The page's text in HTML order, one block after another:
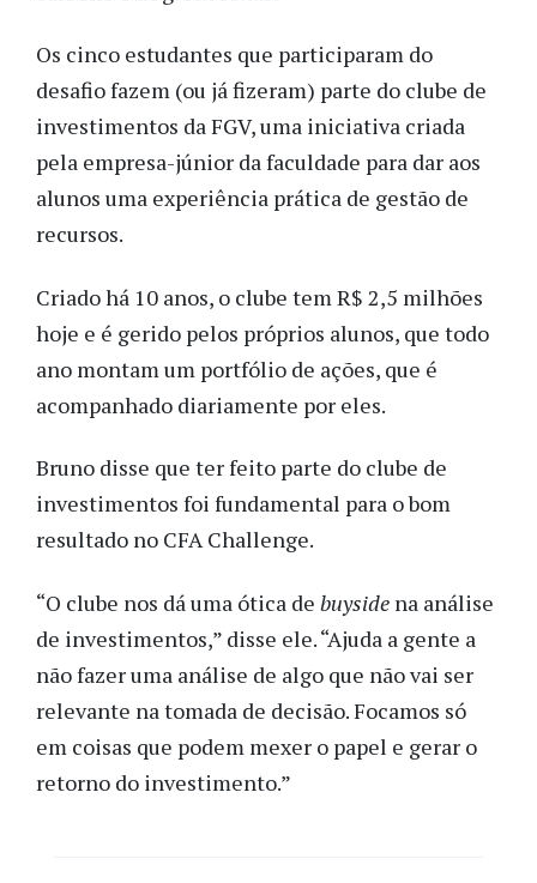
Os cinco estudantes que participaram do
desafio fazem (ou já fizeram) parte do clube de
investimentos da FGV, uma iniciativa criada
pela empresa-júnior da faculdade para dar aos
alunos uma experiência prática de gestão de
recursos.
Criado há 10 anos, o clube tem R$ 2,5 milhões
hoje e é gerido pelos próprios alunos, que todo
ano montam um portfólio de ações, que é
acompanhado diariamente por eles.
Bruno disse que ter feito parte do clube de
investimentos foi fundamental para o bom
resultado no CFA Challenge.
“O clube nos dá uma ótica de buyside na análise
de investimentos,” disse ele. “Ajuda a gente a
não fazer uma análise de algo que não vai ser
relevante na tomada de decisão. Focamos só
em coisas que podem mexer o papel e gerar o
retorno do investimento.”